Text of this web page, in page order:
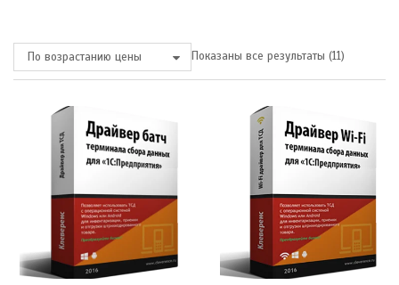
По возрастанию цены Показаны все результаты (11)